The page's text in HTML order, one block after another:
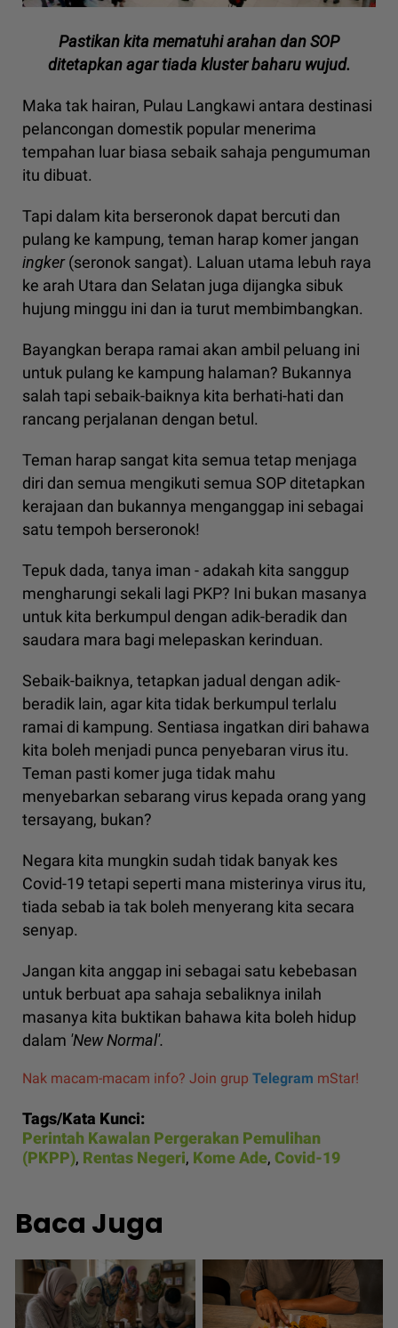
Pastikan kita mematuhi arahan dan SOP
ditetapkan agar tiada kluster baharu wujud.
Maka tak hairan, Pulau Langkawi antara destinasi
pelancongan domestik popular menerima
tempahan luar biasa sebaik sahaja pengumuman
itu dibuat.
Tapi dalam kita berseronok dapat bercuti dan
pulang ke kampung, teman harap komer jangan
ingker(seronok sangat). Laluan utama lebuh raya
ke arah Utara dan Selatan juga dijangka sibuk
hujung minggu ini dan ia turut membimbangkan.
Bayangkan berapa ramai akan ambil peluang ini
untuk pulang ke kampung halaman? Bukannya
salah tapi sebaik-baiknya kita berhati-hati dan
rancang perjalanan dengan betul.
Teman harap sangat kita semua tetap menjaga
diri dan semua mengikuti semua SOP ditetapkan
kerajaan dan bukannya menganggap ini sebagai
satu tempoh berseronok!
Tepuk dada, tanya iman - adakah kita sanggup
mengharungi sekali lagi PKP? Ini bukan masanya
untuk kita berkumpul dengan adik-beradik dan
saudara mara bagi melepaskan kerinduan.
Sebaik-baiknya, tetapkan jadual dengan adik-
beradik lain, agar kita tidak berkumpul terlalu
ramai di kampung. Sentiasa ingatkan diri bahawa
kita boleh menjadi punca penyebaran virus itu.
Teman pasti komer juga tidak mahu
menyebarkan sebarang virus kepada orang yang
tersayang, bukan?
Negara kita mungkin sudah tidak banyak kes
Covid-19 tetapi seperti mana misterinya virus itu,
tiada sebab ia tak boleh menyerang kita secara
senyap.
Jangan kita anggap ini sebagai satu kebebasan
untuk berbuat apa sahaja sebaliknya inilah
masanya kita buktikan bahawa kita boleh hidup
dalam 'New Normal'.
Nak macam-macam info? Join grup Telegram mStar!
Tags/Kata Kunci:
Perintah Kawalan Pergerakan Pemulihan
(PKPP), Rentas Negeri, Kome Ade, Covid-19
Baca Juga